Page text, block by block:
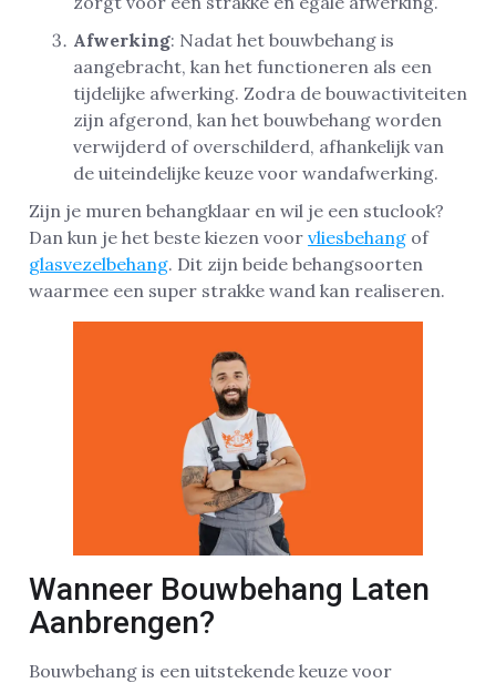
Afwerking: Nadat het bouwbehang is
aangebracht, kan het functioneren als een
tijdelijke afwerking. Zodra de bouwactiviteiten
zijn afgerond, kan het bouwbehang worden
verwijderd of overschilderd, afhankelijk van
de uiteindelijke keuze voor wandafwerking.
Zijn je muren behangklaar en wil je een stuclook?
Dan kun je het beste kiezen voor vliesbehang of
glasvezelbehang. Dit zijn beide behangsoorten
waarmee een super strakke wand kan realiseren.
Wanneer Bouwbehang Laten
Aanbrengen?
Bouwbehang is een uitstekende keuze voor